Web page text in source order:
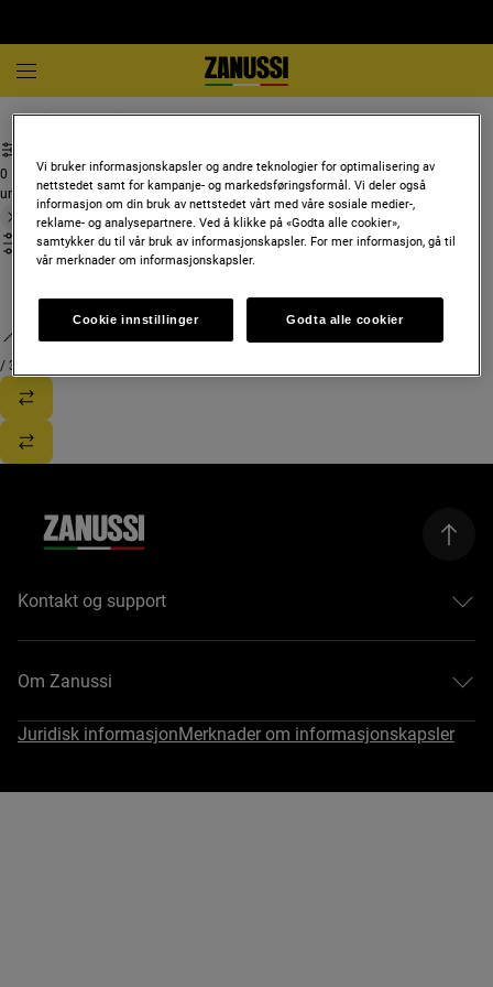
Hvitevarer og hjemmeapparater
0
undefined
/ 3
Kontakt og support
Kontakt oss
Reparasjoner
Registrere et produkt
Last ned bruksanvisningar
Om Zanussi
Om Zanussi
#EasyTips
Juridisk informasjonMerknader om informasjonskapsler
Vi bruker informasjonskapsler og andre teknologier for optimalisering av
nettstedet samt for kampanje- og markedsføringsformål. Vi deler også
informasjon om din bruk av nettstedet vårt med våre sosiale medier-,
reklame- og analysepartnere. Ved å klikke på «Godta alle cookier»,
samtykker du til vår bruk av informasjonskapsler. For mer informasjon, gå til
vår merknader om informasjonskapsler.
Cookie innstillinger Godta alle cookier